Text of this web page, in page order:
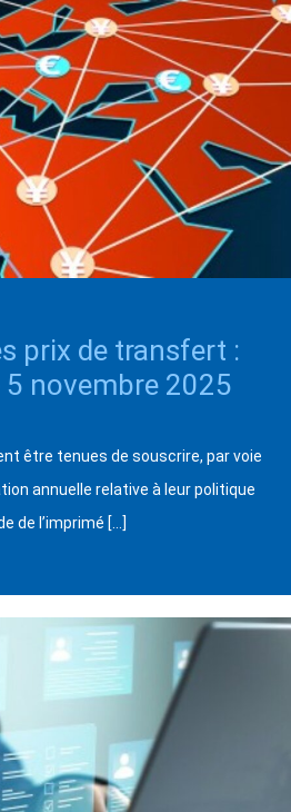
prix de transfert :
novembre 2025
être tenues de souscrire, par voie
annuelle relative à leur politique
de l’imprimé […]